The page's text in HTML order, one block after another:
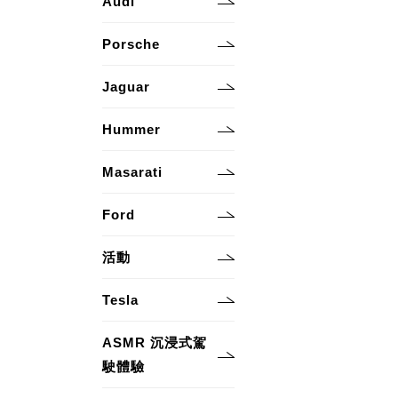
Porsche
Jaguar
Hummer
Masarati
Ford
活動
Tesla
ASMR 沉浸式駕
駛體驗